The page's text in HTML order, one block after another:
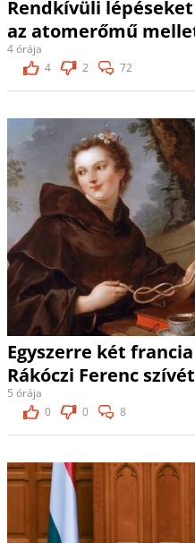
Rendkívüli
az atomerőmű
4 órája
4
2 72
Egyszerre két
Rákóczi Ferenc szívét
5 órája
0
0 8